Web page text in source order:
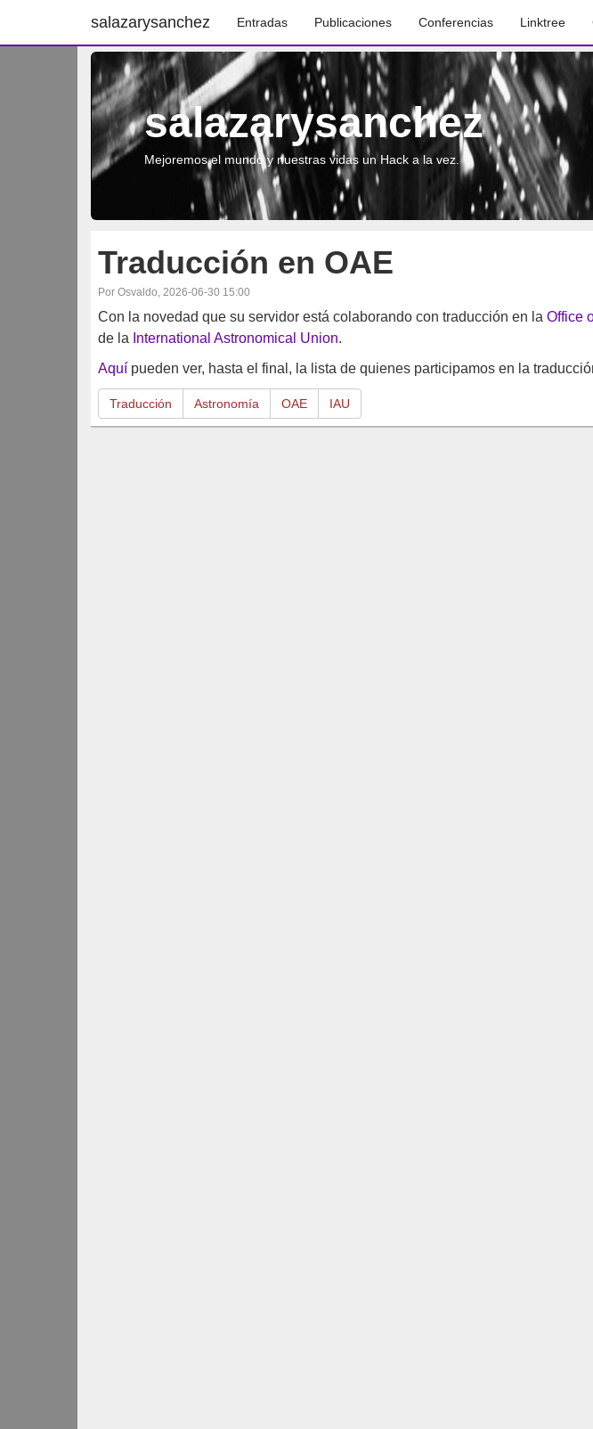
salazarysanchez Entradas Publicaciones Conferencias Linktree
salazarysanchez
Mejoremos el mundo y nuestras vidas un Hack a la vez.
Traducción en OAE
Por Osvaldo, 2026-06-30 15:00
Con la novedad que su servidor está colaborando con traducción en la Office
de la International Astronomical Union.
Aquí pueden ver, hasta el final, la lista de quienes participamos en la
Traducción Astronomía OAE IAU